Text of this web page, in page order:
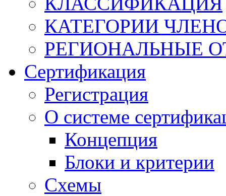
КАТЕГОРИИ
РЕГИОНАЛЬНЫЕ
Сертификация
Регистрация
О системе
Концепция
Блоки и критерии
Схемы